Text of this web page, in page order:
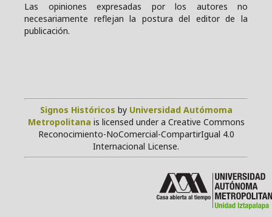
Las opiniones expresadas por los autores no
necesariamente reflejan la postura del editor de la
publicación.
Signos Históricos by Universidad Autómoma
Metropolitana is licensed under a Creative Commons
Reconocimiento-NoComercial-CompartirIgual 4.0
Internacional License.